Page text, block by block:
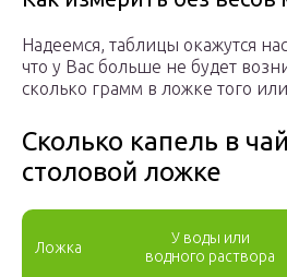
Надеемся, таблицы окажутся
что у Вас больше не будет
сколько грамм в ложке того
Сколько капель в
столовой ложке
Ложка
У воды или
водного раствора